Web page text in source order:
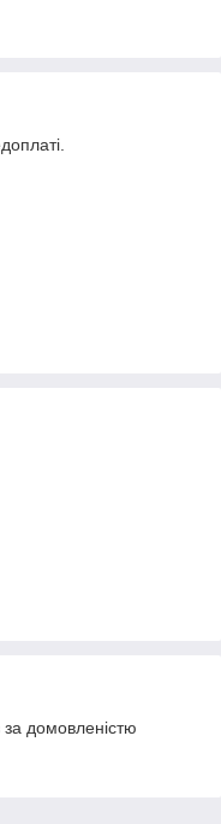
домовленістю